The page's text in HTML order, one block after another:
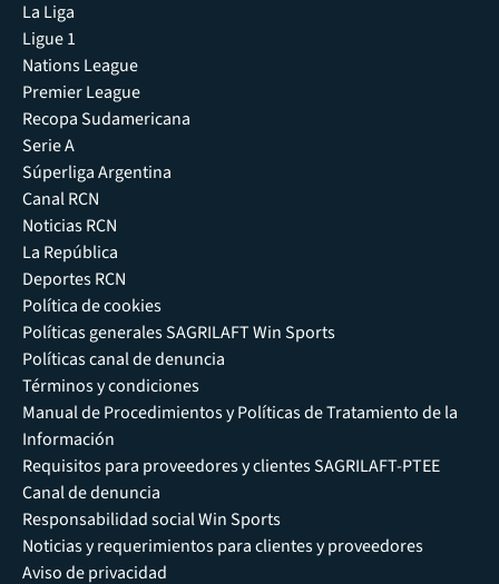
La Liga
Ligue 1
Nations League
Premier League
Recopa Sudamericana
Serie A
Súperliga Argentina
Canal RCN
Noticias RCN
La República
Deportes RCN
Política de cookies
Políticas generales SAGRILAFT Win Sports
Políticas canal de denuncia
Términos y condiciones
Manual de Procedimientos y Políticas de Tratamiento de la
Información
Requisitos para proveedores y clientes SAGRILAFT-PTEE
Canal de denuncia
Responsabilidad social Win Sports
Noticias y requerimientos para clientes y proveedores
Aviso de privacidad